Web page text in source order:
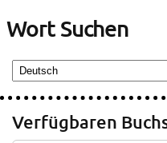
Wort Suchen
Verfügbaren